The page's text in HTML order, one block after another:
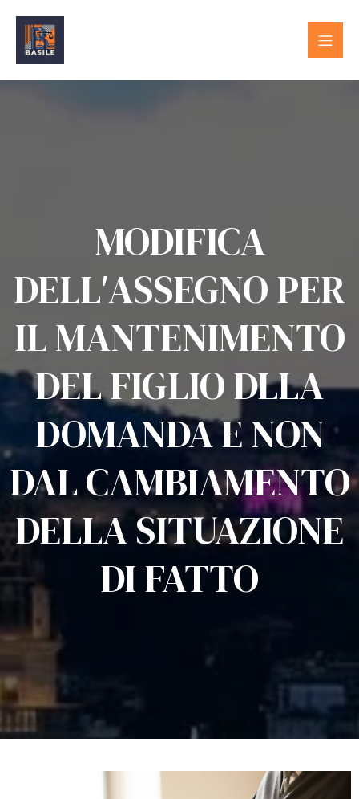
MODIFICA
DELL′ASSEGNO PER
IL MANTENIMENTO
DEL FIGLIO DLLA
DOMANDA E NON
DAL CAMBIAMENTO
DELLA SITUAZIONE
DI FATTO